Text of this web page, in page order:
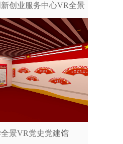
创业服务中心VR全景
景VR党史党建馆